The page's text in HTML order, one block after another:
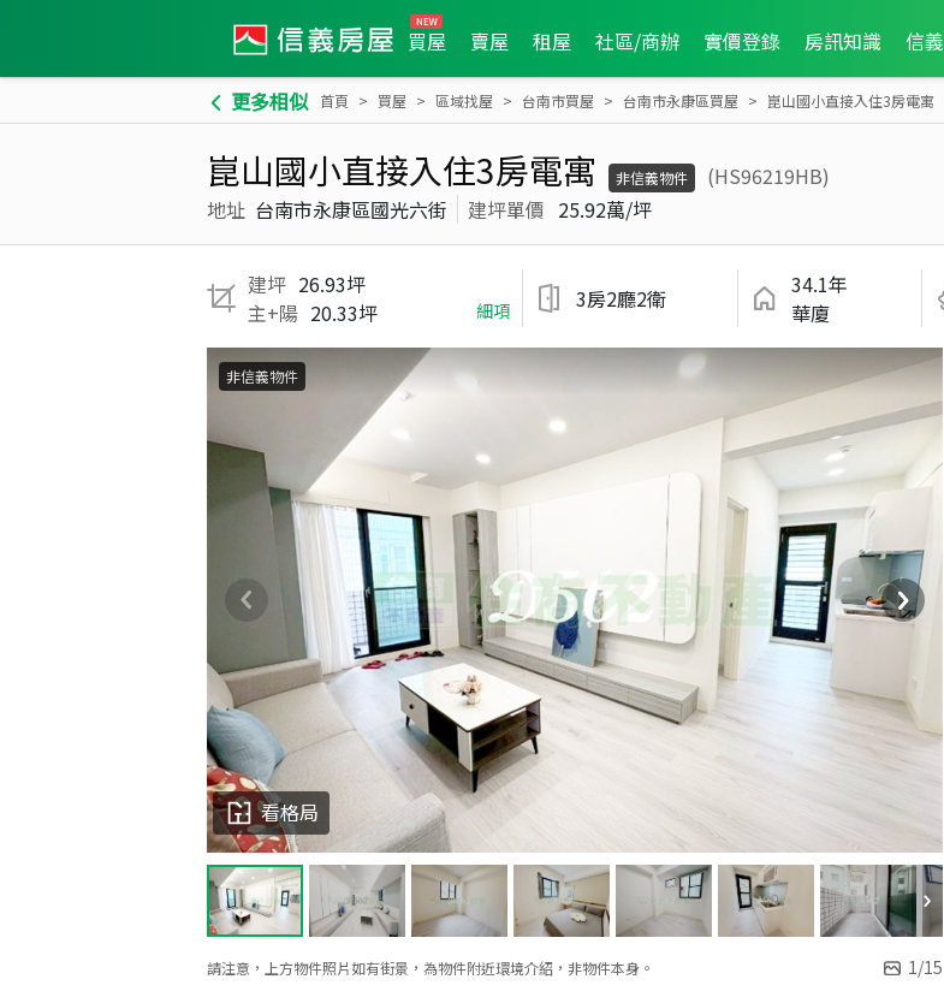
買屋 賣屋 租屋 社區/商辦 實價登錄 房訊知識 信
更多相似 首頁 買屋 區域找屋 台南市買屋 台南市永康區買屋 崑山國小直接入住3房電寓
崑山國小直接入住3房電寓 非信義物件
(HS96219HB)
地址 台南市永康區國光六街 建坪單價 25.92萬/坪
建坪 26.93坪
主+陽 20.33坪 細項 3房2廳2衛
34.1年
華廈
請注意，上方物件照片如有街景，為物件附近環境介紹，非物件本身。 1/15
看格局
非信義物件